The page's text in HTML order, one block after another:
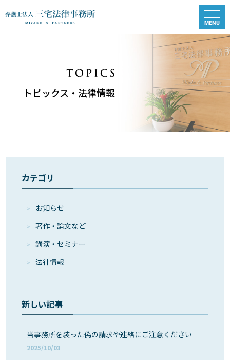
トピックス・法律情報
カテゴリ
お知らせ
著作・論⽂など
講演・セミナー
法律情報
新しい記事
当事務所を装った偽の請求や連絡にご注意ください
2025/10/03